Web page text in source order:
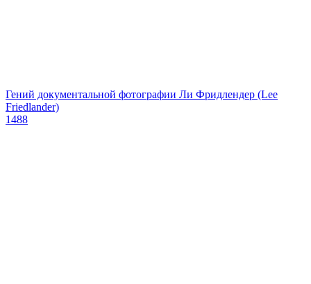
Гений документальной фотографии Ли Фридлендер (Lee
Friedlander)
1488